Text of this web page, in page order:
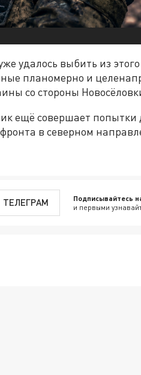
удалось выбить из
планомерно и
со стороны
ещё совершает
в северном
ТЕЛЕГРАМ Подписывайтесь
и первыми